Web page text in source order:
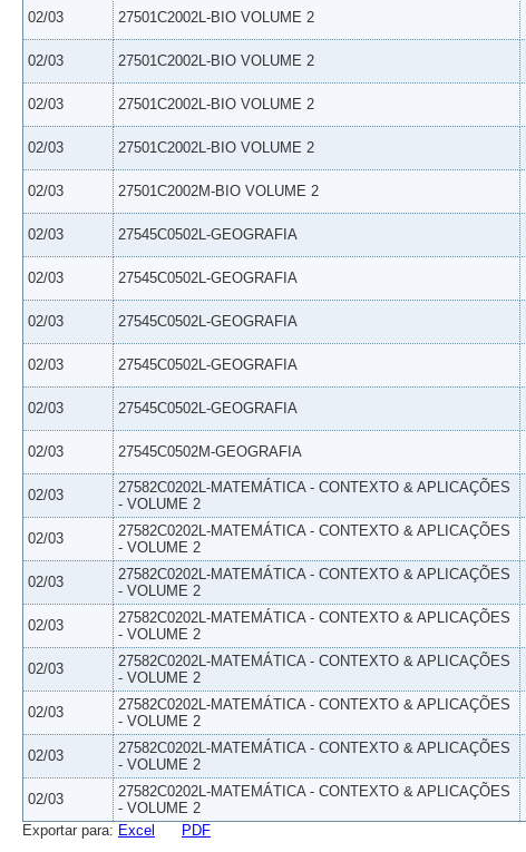
02/03 27501C2002L-BIO VOLUME 2
02/03 27501C2002L-BIO VOLUME 2
02/03 27501C2002L-BIO VOLUME 2
02/03 27501C2002L-BIO VOLUME 2
02/03 27501C2002M-BIO VOLUME 2
02/03 27545C0502L-GEOGRAFIA
02/03 27545C0502L-GEOGRAFIA
02/03 27545C0502L-GEOGRAFIA
02/03 27545C0502L-GEOGRAFIA
02/03 27545C0502L-GEOGRAFIA
02/03 27545C0502M-GEOGRAFIA
02/03
27582C0202L-MATEMÁTICA - CONTEXTO & APLICAÇÕES
- VOLUME 2
02/03
27582C0202L-MATEMÁTICA - CONTEXTO & APLICAÇÕES
- VOLUME 2
02/03
27582C0202L-MATEMÁTICA - CONTEXTO & APLICAÇÕES
- VOLUME 2
02/03
27582C0202L-MATEMÁTICA - CONTEXTO & APLICAÇÕES
- VOLUME 2
02/03
27582C0202L-MATEMÁTICA - CONTEXTO & APLICAÇÕES
- VOLUME 2
02/03
27582C0202L-MATEMÁTICA - CONTEXTO & APLICAÇÕES
- VOLUME 2
02/03
27582C0202L-MATEMÁTICA - CONTEXTO & APLICAÇÕES
- VOLUME 2
02/03
27582C0202L-MATEMÁTICA - CONTEXTO & APLICAÇÕES
- VOLUME 2
Exportar para: Excel PDF